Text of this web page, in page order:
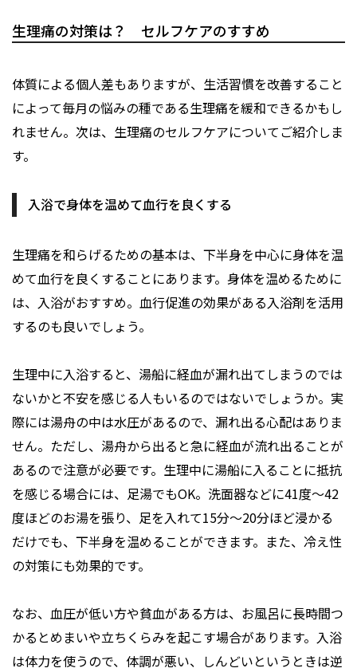
生理痛の対策は？ セルフケアのすすめ
体質による個人差もありますが、生活習慣を改善すること
によって毎月の悩みの種である生理痛を緩和できるかもし
れません。次は、生理痛のセルフケアについてご紹介しま
す。
入浴で身体を温めて血行を良くする
生理痛を和らげるための基本は、下半身を中心に身体を温
めて血行を良くすることにあります。身体を温めるために
は、入浴がおすすめ。血行促進の効果がある入浴剤を活用
するのも良いでしょう。
生理中に入浴すると、湯船に経血が漏れ出てしまうのでは
ないかと不安を感じる人もいるのではないでしょうか。実
際には湯舟の中は水圧があるので、漏れ出る心配はありま
せん。ただし、湯舟から出ると急に経血が流れ出ることが
あるので注意が必要です。生理中に湯船に入ることに抵抗
を感じる場合には、足湯でもOK。洗面器などに41度～42
度ほどのお湯を張り、足を入れて15分～20分ほど浸かる
だけでも、下半身を温めることができます。また、冷え性
の対策にも効果的です。
なお、血圧が低い方や貧血がある方は、お風呂に長時間つ
かるとめまいや立ちくらみを起こす場合があります。入浴
は体力を使うので、体調が悪い、しんどいというときは逆